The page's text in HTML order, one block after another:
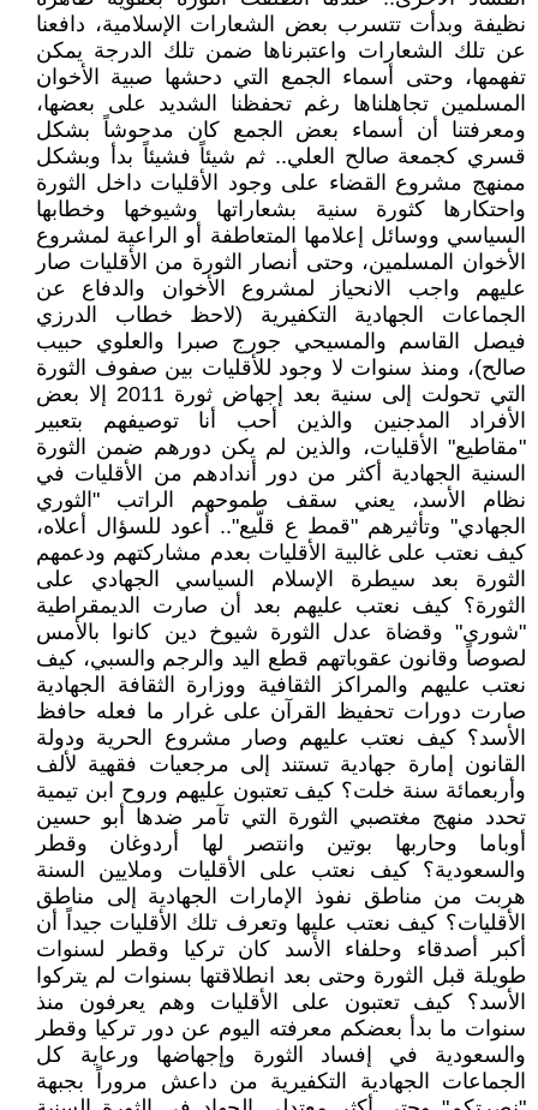
نظيفة وبدأت تتسرب بعض الشعارات الإسلامية، دافعنا
عن تلك الشعارات واعتبرناها ضمن تلك الدرجة يمكن
تفهمها، وحتى أسماء الجمع التي دحشها صبية الأخوان
المسلمين تجاهلناها رغم تحفظنا الشديد على بعضها،
ومعرفتنا أن أسماء بعض الجمع كان مدحوشاً بشكل
قسري كجمعة صالح العلي.. ثم شيئاً فشيئاً بدأ وبشكل
ممنهج مشروع القضاء على وجود الأقليات داخل الثورة
واحتكارها كثورة سنية بشعاراتها وشيوخها وخطابها
السياسي ووسائل إعلامها المتعاطفة أو الراعية لمشروع
الأخوان المسلمين، وحتى أنصار الثورة من الأقليات صار
عليهم واجب الانحياز لمشروع الأخوان والدفاع عن
الجماعات الجهادية التكفيرية (لاحظ خطاب الدرزي
فيصل القاسم والمسيحي جورج صبرا والعلوي حبيب
صالح)، ومنذ سنوات لا وجود للأقليات بين صفوف الثورة
التي تحولت إلى سنية بعد إجهاض ثورة 2011 إلا بعض
الأفراد المدجنين والذين أحب أنا توصيفهم بتعبير
"مقاطيع" الأقليات، والذين لم يكن دورهم ضمن الثورة
السنية الجهادية أكثر من دور أندادهم من الأقليات في
نظام الأسد، يعني سقف طموحهم الراتب "الثوري
الجهادي" وتأثيرهم "قمط ع قلّيع".. أعود للسؤال أعلاه،
كيف نعتب على غالبية الأقليات بعدم مشاركتهم ودعمهم
الثورة بعد سيطرة الإسلام السياسي الجهادي على
الثورة؟ كيف نعتب عليهم بعد أن صارت الديمقراطية
"شورى" وقضاة عدل الثورة شيوخ دين كانوا بالأمس
لصوصاً وقانون عقوباتهم قطع اليد والرجم والسبي، كيف
نعتب عليهم والمراكز الثقافية ووزارة الثقافة الجهادية
صارت دورات تحفيظ القرآن على غرار ما فعله حافظ
الأسد؟ كيف نعتب عليهم وصار مشروع الحرية ودولة
القانون إمارة جهادية تستند إلى مرجعيات فقهية لألف
وأربعمائة سنة خلت؟ كيف تعتبون عليهم وروح ابن تيمية
تحدد منهج مغتصبي الثورة التي تآمر ضدها أبو حسين
أوباما وحاربها بوتين وانتصر لها أردوغان وقطر
والسعودية؟ كيف نعتب على الأقليات وملايين السنة
هربت من مناطق نفوذ الإمارات الجهادية إلى مناطق
الأقليات؟ كيف نعتب عليها وتعرف تلك الأقليات جيداً أن
أكبر أصدقاء وحلفاء الأسد كان تركيا وقطر لسنوات
طويلة قبل الثورة وحتى بعد انطلاقتها بسنوات لم يتركوا
الأسد؟ كيف تعتبون على الأقليات وهم يعرفون منذ
سنوات ما بدأ بعضكم معرفته اليوم عن دور تركيا وقطر
والسعودية في إفساد الثورة وإجهاضها ورعاية كل
الجماعات الجهادية التكفيرية من داعش مروراً بجبهة